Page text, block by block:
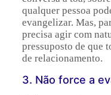
qualquer pessoa
evangelizar. Mas,
precisa agir com
pressuposto de que
de relacionamento.
3. Não force a